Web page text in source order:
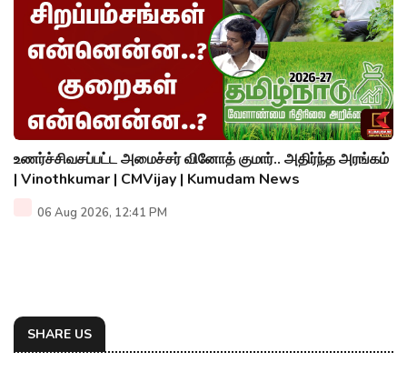
உணர்ச்சிவசப்பட்ட அமைச்சர் வினோத் குமார்.. அதிர்ந்த அரங்கம்
| Vinothkumar | CMVijay | Kumudam News
06 Aug 2026, 12:41 PM
SHARE US